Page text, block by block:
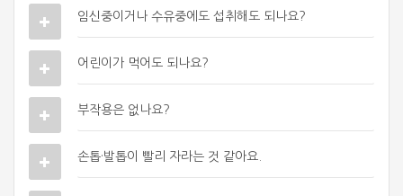
임신중이거나 수유중에도 섭취해도 되나요?
어린이가 먹어도 되나요?
부작용은 없나요?
손톱·발톱이 빨리 자라는 것 같아요.